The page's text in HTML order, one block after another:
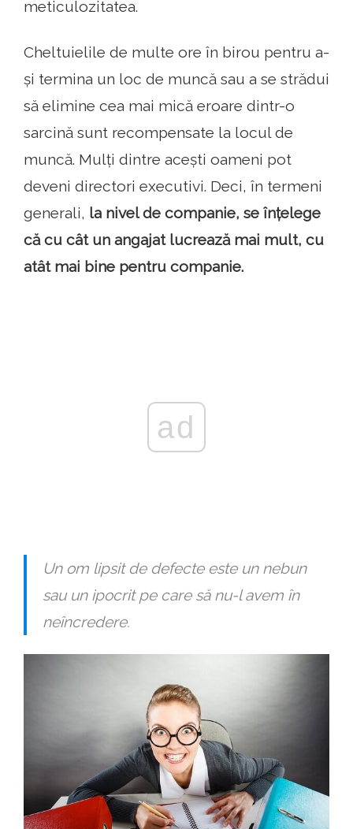
meticulozitatea.
Cheltuielile de multe ore în birou pentru a-
și termina un loc de muncă sau a se strădui
să elimine cea mai mică eroare dintr-o
sarcină sunt recompensate la locul de
muncă. Mulți dintre acești oameni pot
deveni directori executivi. Deci, în termeni
generali, la nivel de companie, se înțelege
că cu cât un angajat lucrează mai mult, cu
atât mai bine pentru companie.
ad
Un om lipsit de defecte este un nebun
sau un ipocrit pe care să nu-l avem în
neîncredere.